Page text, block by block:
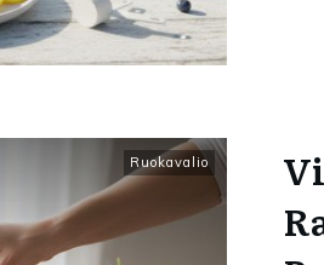
Ruokavalio